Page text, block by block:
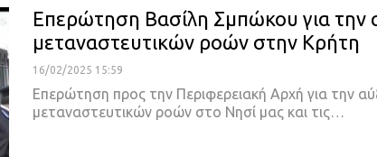
Επερώτηση Βασίλη Σμπώκου για την
μεταναστευτικών ροών στην Κρήτη
16/02/2025 15:59
Επερώτηση προς την Περιφερειακή Αρχή για την
μεταναστευτικών ροών στο Νησί μας και τις…